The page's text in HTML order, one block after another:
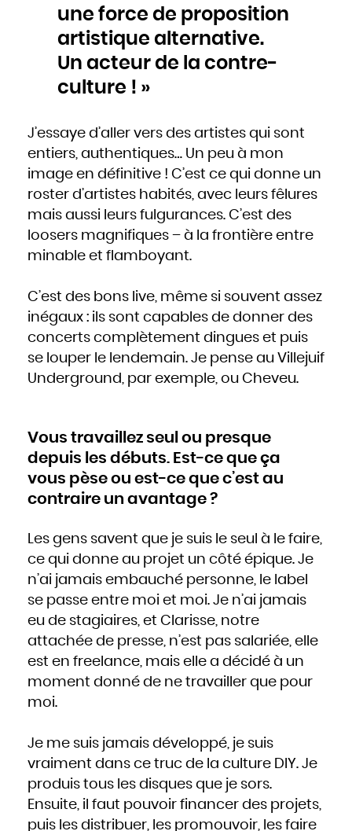
une force de proposition
artistique alternative.
Un acteur de la contre-
culture ! »
J’essaye d’aller vers des artistes qui sont
entiers, authentiques… Un peu à mon
image en définitive ! C’est ce qui donne un
roster d’artistes habités, avec leurs fêlures
mais aussi leurs fulgurances. C’est des
loosers magnifiques – à la frontière entre
minable et flamboyant.
C’est des bons live, même si souvent assez
inégaux : ils sont capables de donner des
concerts complètement dingues et puis
se louper le lendemain. Je pense au Villejuif
Underground, par exemple, ou Cheveu.
Vous travaillez seul ou presque
depuis les débuts. Est-ce que ça
vous pèse ou est-ce que c’est au
contraire un avantage ?
Les gens savent que je suis le seul à le faire,
ce qui donne au projet un côté épique. Je
n’ai jamais embauché personne, le label
se passe entre moi et moi. Je n’ai jamais
eu de stagiaires, et Clarisse, notre
attachée de presse, n’est pas salariée, elle
est en freelance, mais elle a décidé à un
moment donné de ne travailler que pour
moi.
Je me suis jamais développé, je suis
vraiment dans ce truc de la culture DIY. Je
produis tous les disques que je sors.
Ensuite, il faut pouvoir financer des projets,
puis les distribuer, les promouvoir, les faire